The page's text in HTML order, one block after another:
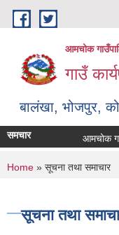
Skip to main content
आमचोक
गाउँ
बालंखा, भोजपुर,
आमचोक
समचार
You are here
Home » सूचना तथा समाचार
सूचना तथा